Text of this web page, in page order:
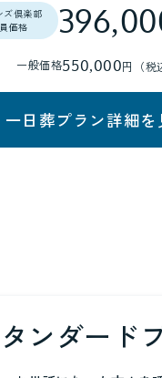
ズ倶楽部
価格
一般価格550,000 円（税
一日葬プラン詳細を
ンダード